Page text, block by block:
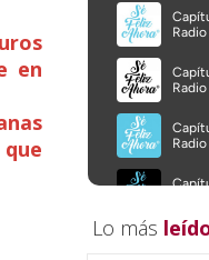
en
Lo más